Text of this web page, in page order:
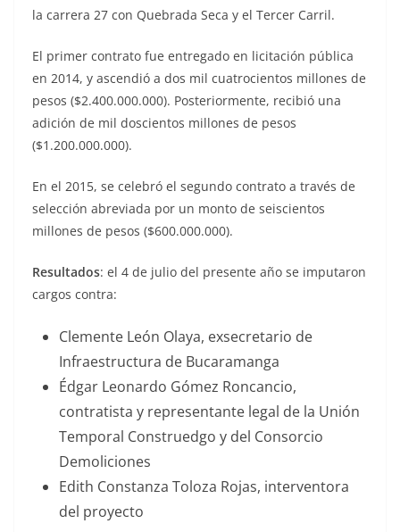
la carrera 27 con Quebrada Seca y el Tercer Carril.
El primer contrato fue entregado en licitación pública
en 2014, y ascendió a dos mil cuatrocientos millones de
pesos ($2.400.000.000). Posteriormente, recibió una
adición de mil doscientos millones de pesos
($1.200.000.000).
En el 2015, se celebró el segundo contrato a través de
selección abreviada por un monto de seiscientos
millones de pesos ($600.000.000).
Resultados: el 4 de julio del presente año se imputaron
cargos contra:
Clemente León Olaya, exsecretario de
Infraestructura de Bucaramanga
Édgar Leonardo Gómez Roncancio,
contratista y representante legal de la Unión
Temporal Construedgo y del Consorcio
Demoliciones
Edith Constanza Toloza Rojas, interventora
del proyecto